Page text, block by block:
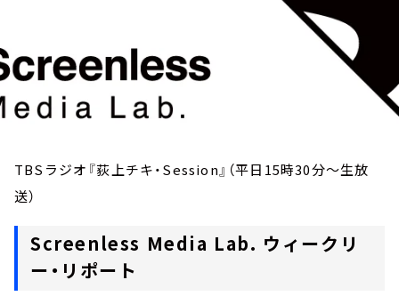
TBSラジオ『荻上チキ・Session』（平日15時30分～生放
送）
Screenless Media Lab. ウィークリ
ー・リポート